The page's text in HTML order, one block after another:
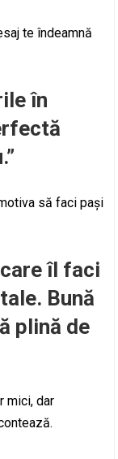
te îndeamnă
în
să faci pași
îl faci
Bună
plină de
mici, dar